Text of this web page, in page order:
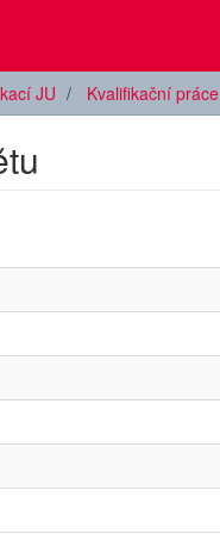
JU Kvalifikační práce